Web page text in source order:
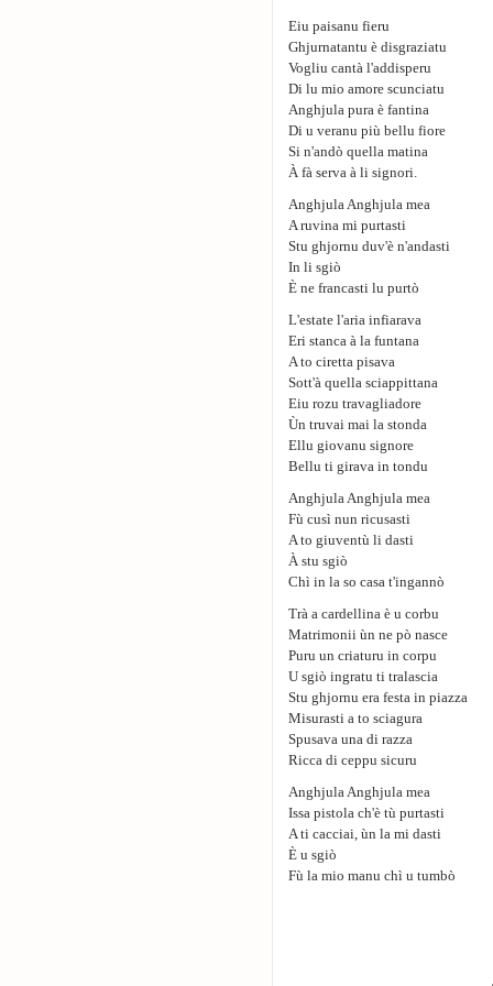
Eiu paisanu fieru
Ghjurnatantu è disgraziatu
Vogliu cantà l'addisperu
Di lu mio amore scunciatu
Anghjula pura è fantina
Di u veranu più bellu fiore
Si n'andò quella matina
À fà serva à li signori.
Anghjula Anghjula mea
A ruvina mi purtasti
Stu ghjornu duv'è n'andasti
In li sgiò
È ne francasti lu purtò
L'estate l'aria infiarava
Eri stanca à la funtana
A to ciretta pisava
Sott'à quella sciappittana
Eiu rozu travagliadore
Ùn truvai mai la stonda
Ellu giovanu signore
Bellu ti girava in tondu
Anghjula Anghjula mea
Fù cusì nun ricusasti
A to giuventù li dasti
À stu sgiò
Chì in la so casa t'ingannò
Trà a cardellina è u corbu
Matrimonii ùn ne pò nasce
Puru un criaturu in corpu
U sgiò ingratu ti tralascia
Stu ghjornu era festa in piazza
Misurasti a to sciagura
Spusava una di razza
Ricca di ceppu sicuru
Anghjula Anghjula mea
Issa pistola ch'è tù purtasti
A ti cacciai, ùn la mi dasti
È u sgiò
Fù la mio manu chì u tumbò